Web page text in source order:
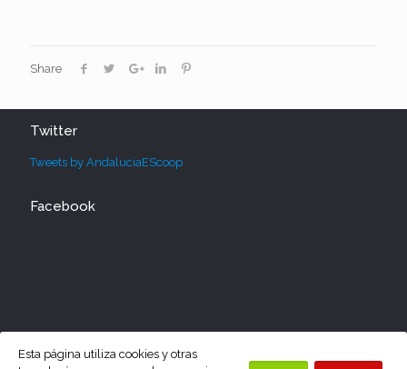
Share
Twitter
Tweets by AndaluciaEScoop
Facebook
Esta página utiliza cookies y otras